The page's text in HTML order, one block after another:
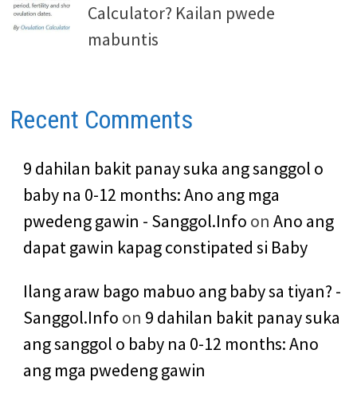
Calculator? Kailan pwede
mabuntis
Recent Comments
9 dahilan bakit panay suka ang sanggol o
baby na 0-12 months: Ano ang mga
pwedeng gawin - Sanggol.Info on Ano ang
dapat gawin kapag constipated si Baby
Ilang araw bago mabuo ang baby sa tiyan? -
Sanggol.Info on 9 dahilan bakit panay suka
ang sanggol o baby na 0-12 months: Ano
ang mga pwedeng gawin